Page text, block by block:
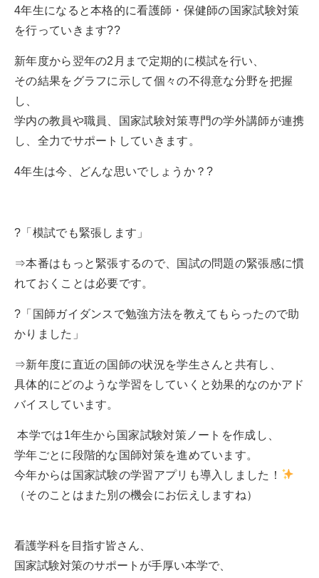
4年生になると本格的に看護師・保健師の国家試験対策
を行っていきます?‍?
新年度から翌年の2月まで定期的に模試を行い、
その結果をグラフに示して個々の不得意な分野を把握
し、
学内の教員や職員、国家試験対策専門の学外講師が連携
し、全力でサポートしていきます。
4年生は今、どんな思いでしょうか？?
?「模試でも緊張します」
⇒本番はもっと緊張するので、国試の問題の緊張感に慣
れておくことは必要です。
?「国師ガイダンスで勉強方法を教えてもらったので助
かりました」
⇒新年度に直近の国師の状況を学生さんと共有し、
具体的にどのような学習をしていくと効果的なのかアド
バイスしています。
本学では1年生から国家試験対策ノートを作成し、
学年ごとに段階的な国師対策を進めています。
今年からは国家試験の学習アプリも導入しました！
（そのことはまた別の機会にお伝えしますね）
看護学科を目指す皆さん、
国家試験対策のサポートが手厚い本学で、